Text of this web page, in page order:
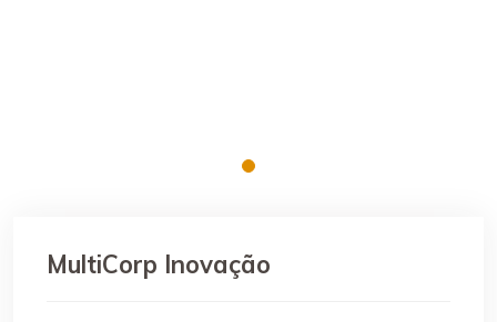
MultiCorp Inovação